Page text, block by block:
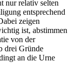
nur relativ selten
entsprechend
zeigen
ist, abstimmen
von der
drei Gründe
an die Urne